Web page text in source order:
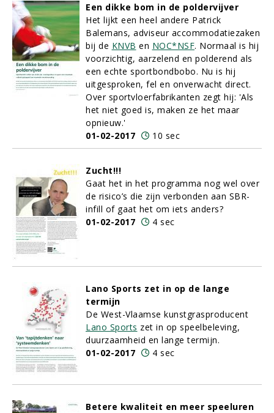
Een dikke bom in de poldervijver
Het lijkt een heel andere Patrick
Balemans, adviseur accommodatiezaken
bij de KNVB en NOC*NSF. Normaal is hij
voorzichtig, aarzelend en polderend als
een echte sportbondbobo. Nu is hij
uitgesproken, fel en onverwacht direct.
Over sportvloerfabrikanten zegt hij: 'Als
het niet goed is, maken ze het maar
opnieuw.'
01-02-2017
10 sec
Zucht!!!
Gaat het in het programma nog wel over
de risico’s die zijn verbonden aan SBR-
infill of gaat het om iets anders?
01-02-2017
4 sec
Lano Sports zet in op de lange
termijn
De West-Vlaamse kunstgrasproducent
Lano Sports zet in op speelbeleving,
duurzaamheid en lange termijn.
01-02-2017
4 sec
Betere kwaliteit en meer speeluren